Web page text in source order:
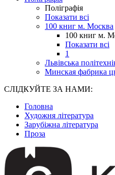
Поліграфія
Показати всі
100 книг м. Москва
100 книг м.
Показати всі
1
Львівська
Минская фабрика
СЛІДКУЙТЕ ЗА НАМИ:
Головна
Художня література
Зарубіжна література
Проза